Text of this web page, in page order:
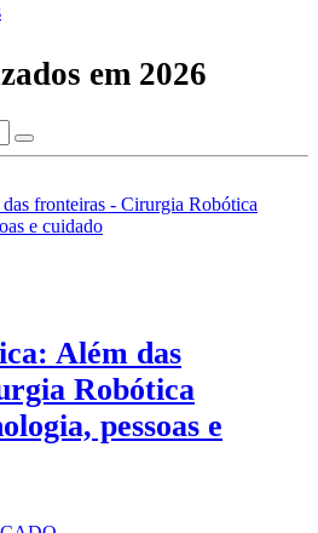
em 2026
Além das
Robótica
pessoas e